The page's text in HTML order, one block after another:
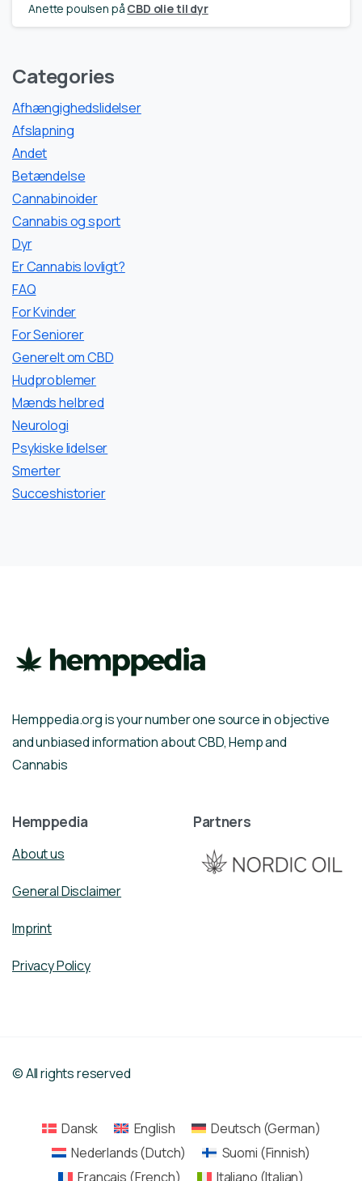
Anette poulsen på CBD olie til dyr
Categories
Afhængighedslidelser
Afslapning
Andet
Betændelse
Cannabinoider
Cannabis og sport
Dyr
Er Cannabis lovligt?
FAQ
For Kvinder
For Seniorer
Generelt om CBD
Hudproblemer
Mænds helbred
Neurologi
Psykiske lidelser
Smerter
Succeshistorier
Hemppedia.org is your number one source in objective
and unbiased information about CBD, Hemp and
Cannabis
Hemppedia
About us
General Disclaimer
Imprint
Privacy Policy
Partners
© All rights reserved
Dansk English Deutsch (German)
Nederlands(Dutch) Suomi (Finnish)
Français (French) Italiano (Italian)